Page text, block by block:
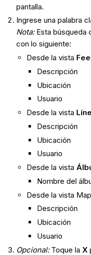
pantalla.
Ingrese una palabra
Nota:Esta búsqueda
con lo siguiente:
Desde la vista
Descripción
Ubicación
Usuario
Desde la vista
Descripción
Ubicación
Usuario
Desde la vista
Nombre del
Desde la vista
Descripción
Ubicación
Usuario
Opcional:Toque la X